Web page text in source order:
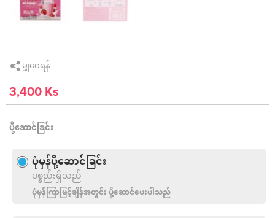
မျှဝေရန်
3,400 Ks
ပို့ဆောင်ခြင်း
ပုံမှန်ပို့ဆောင်ခြင်း
ပစ္စည်းရှိသည်
ပုံမှန်ကြာမြင့်ချိန်အတွင်း ပို့ဆောင်ပေးပါသည်